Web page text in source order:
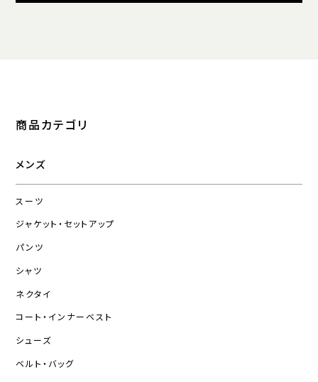
商品カテゴリ
メンズ
スーツ
ジャケット・セットアップ
パンツ
シャツ
ネクタイ
コート・インナーベスト
シューズ
ベルト・バッグ